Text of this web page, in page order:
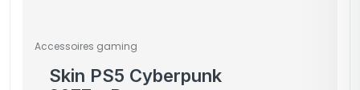
Accessoires gaming
Skin PS5 Cyberpunk